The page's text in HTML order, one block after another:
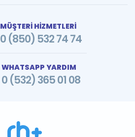
MÜŞTERİ HİZMETLERİ
0 (850) 532 74 74
WHATSAPP YARDIM
0 (532) 365 01 08